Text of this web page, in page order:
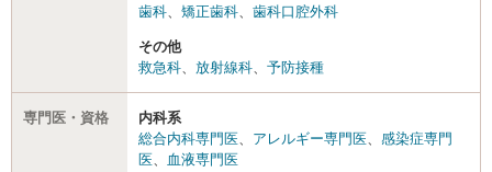
歯科
矯正歯科 歯科口腔外科
その他
救急科
放射線科 予防接種
専門医・資格
内科系
総合内科専門医
アレルギー専門医
感染症専門
医
血液専門医